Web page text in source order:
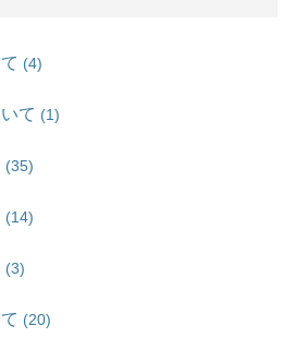
(4)
て (1)
(35)
(14)
(3)
(20)